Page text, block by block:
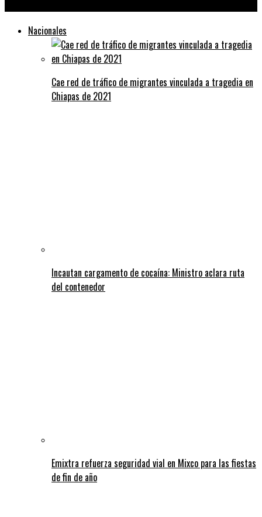
Nacionales
Cae red de tráfico de migrantes vinculada a tragedia en
Chiapas de 2021
Incautan cargamento de cocaína: Ministro aclara ruta
del contenedor
Emixtra refuerza seguridad vial en Mixco para las fiestas
de fin de año